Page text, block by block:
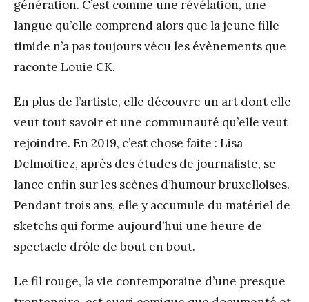
génération. C’est comme une révélation, une
langue qu’elle comprend alors que la jeune fille
timide n’a pas toujours vécu les évènements que
raconte Louie CK.
En plus de l’artiste, elle découvre un art dont elle
veut tout savoir et une communauté qu’elle veut
rejoindre. En 2019, c’est chose faite : Lisa
Delmoitiez, après des études de journaliste, se
lance enfin sur les scènes d’humour bruxelloises.
Pendant trois ans, elle y accumule du matériel de
sketchs qui forme aujourd’hui une heure de
spectacle drôle de bout en bout.
Le fil rouge, la vie contemporaine d’une presque